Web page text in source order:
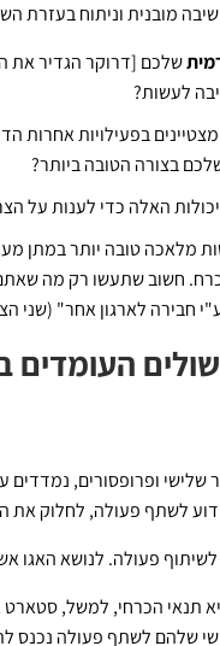
מובנית וניתוח בעזרת
שלכם [דרוקר הגדיר את
לעשות?
מצטיינים בפעילויות אחרות
בצורה הטובה ביותר?
האלה כדי לענות על
מלאכה טובה יותר במתן
חשוב שתעשו רק מה
לארגון אחר" (שני
העומדים
שלישי ופרופסורים,
לשתף פעולה, לחלוק את
פעולה. לנושא האגו
תנאי הכרחי, למשל, סטארט
שלהם לשתף פעולה נכנס